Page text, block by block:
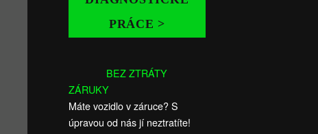
PRÁCE >
BEZ ZTRÁTY
ZÁRUKY
Máte vozidlo v záruce? S
úpravou od nás jí neztratíte!